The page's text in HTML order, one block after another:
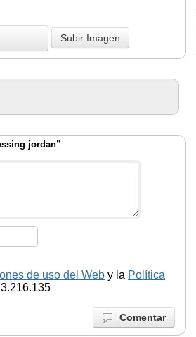
jordan”
de uso del Web y la Política
Comentar